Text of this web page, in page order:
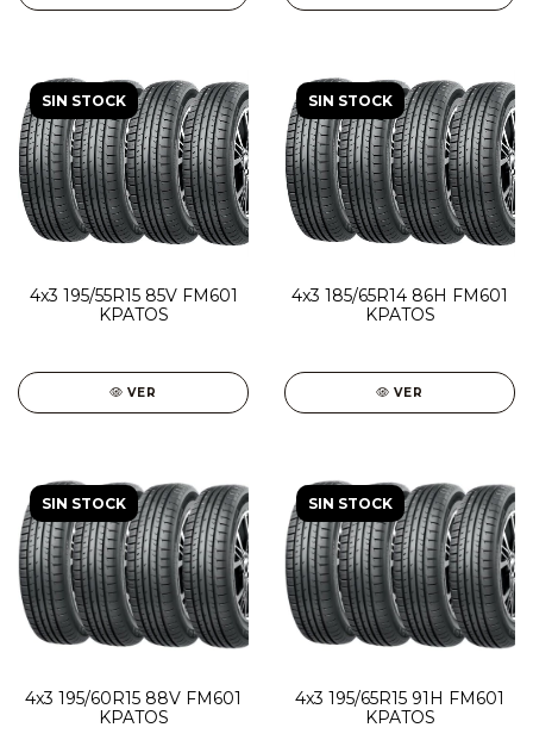
SIN STOCK
4x3 195/55R15 85V FM601
KPATOS
VER
SIN STOCK
4x3 185/65R14 86H FM601
KPATOS
VER
SIN STOCK
4x3 195/60R15 88V FM601
KPATOS
SIN STOCK
4x3 195/65R15 91H FM601
KPATOS